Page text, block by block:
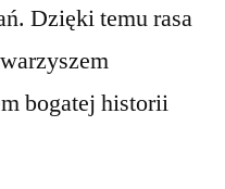
Dzięki temu rasa
bogatej historii